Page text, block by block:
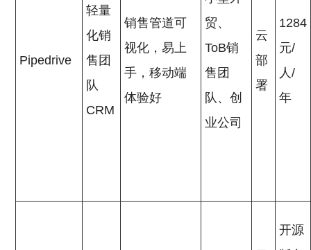
Pipedrive
轻量
化销
售团
队
CRM
销售管道可
视化，易上
手，移动端
体验好
贸、
ToB销
售团
队、创
业公司
云
部
署
1284
元/
人/
年
开源